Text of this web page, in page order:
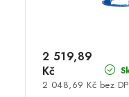
2 048,69 Kč bez
2 519,89
Kč